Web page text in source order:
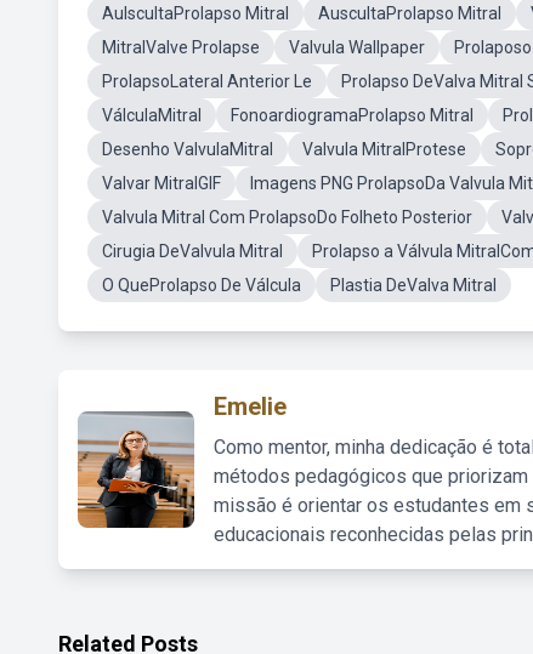
AulscultaProlapso Mitral
AuscultaProlapso Mitral
MitralValve Prolapse
Valvula Wallpaper
ProlapsoLateral Anterior Le
Prolapso DeValva Mitral
VálculaMitral
FonoardiogramaProlapso Mitral
Desenho ValvulaMitral
Valvula MitralProtese
Valvar MitralGIF
Imagens PNG ProlapsoDa Valvula
Valvula Mitral Com ProlapsoDo Folheto Posterior
Cirugia DeValvula Mitral
Prolapso a Válvula
O QueProlapso De Válcula
Plastia DeValva Mitral
Emelie
Como mentor, minha dedicação é
métodos pedagógicos que
missão é orientar os estudantes em
educacionais reconhecidas pelas
Related Posts